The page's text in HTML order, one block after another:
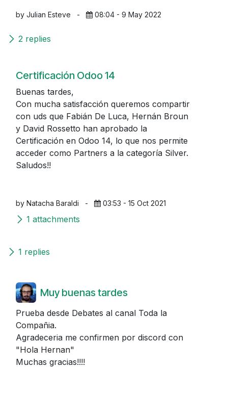
by Julian Esteve - 08:04 - 9 May 2022
2 replies
Certificación Odoo 14
Buenas tardes,
Con mucha satisfacción queremos compartir
con uds que Fabián De Luca, Hernán Broun
y David Rossetto han aprobado la
Certificación en Odoo 14, lo que nos permite
acceder como Partners a la categoría Silver.
Saludos!!
by Natacha Baraldi - 03:53 - 15 Oct 2021
1 attachments
1 replies
Muy buenas tardes
Prueba desde Debates al canal Toda la
Compañia.
Agradeceria me confirmen por discord con
"Hola Hernan"
Muchas gracias!!!!